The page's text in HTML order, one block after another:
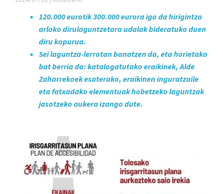
120.000 eurotik 300.000 eurora igo da hirigintza
arloko dirulaguntzetara udalak bideratuko duen
diru kopurua.
Sei laguntza-lerrotan banatzen da, eta horietako
bat berria da: katalogatutako eraikinek, Alde
Zaharrekoek esaterako, eraikinen inguratzaile
eta fatxadako elementuak hobetzeko laguntzak
jasotzeko aukera izango dute.